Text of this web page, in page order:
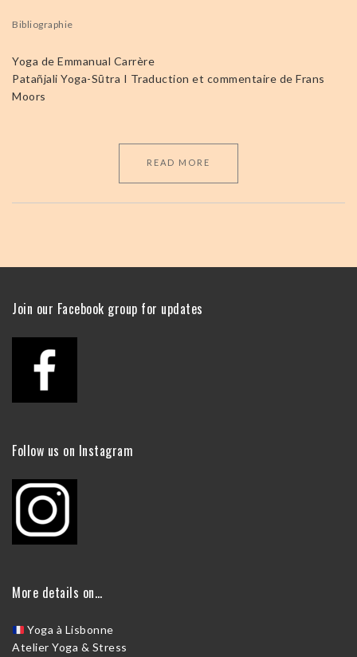
Bibliographie
Yoga de Emmanual Carrère
Patañjali Yoga-Sūtra I Traduction et commentaire de Frans
Moors
READ MORE
Join our Facebook group for updates
Follow us on Instagram
More details on…
Yoga à Lisbonne
Atelier Yoga & Stress